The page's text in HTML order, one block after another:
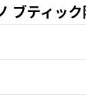
ブティッ